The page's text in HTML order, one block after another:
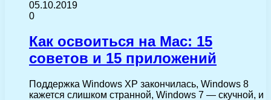
05.10.2019
0
Как освоиться на Mac: 15
советов и 15 приложений
Поддержка Windows XP закончилась, Windows 8
кажется слишком странной, Windows 7 — скучной, и